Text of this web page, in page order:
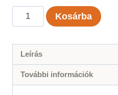
BonBon
Chunky
Királykék
mennyiség
Kosárba
Leírás
További információk